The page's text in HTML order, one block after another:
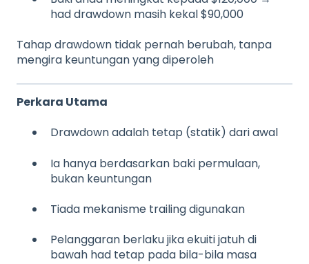
had drawdown masih kekal $90,000
Tahap drawdown tidak pernah berubah, tanpa
mengira keuntungan yang diperoleh
Perkara Utama
Drawdown adalah tetap (statik) dari awal
Ia hanya berdasarkan baki permulaan,
bukan keuntungan
Tiada mekanisme trailing digunakan
Pelanggaran berlaku jika ekuiti jatuh di
bawah had tetap pada bila-bila masa